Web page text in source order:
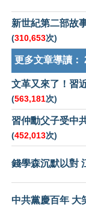
新世紀第二部故
(310,653次)
更多文章導讀：
文革又來了！習
(563,181次)
習仲勳父子受中
(452,013次)
錢學森沉默以對
中共黨慶百年 大